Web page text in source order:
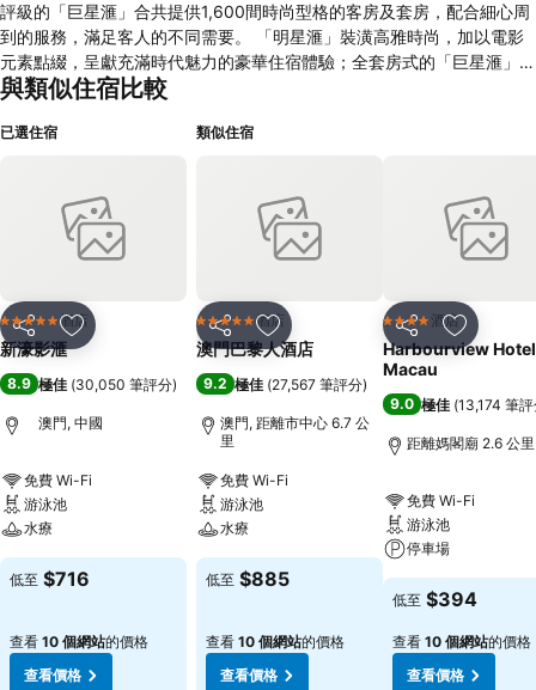
評級的「巨星滙」合共提供1,600間時尚型格的客房及套房，配合細心周
到的服務，滿足客人的不同需要。 「明星滙」裝潢高雅時尚，加以電影
元素點綴，呈獻充滿時代魅力的豪華住宿體驗；全套房式的「巨星滙」讓
賓客可於更寬敞的空間享受頂尖的配套設施，體驗極致難忘的尊寵禮遇。
「綠野游蹤」寫意飄流，或選擇於「漣」水療來一趟煥然身心之旅。巨星
游泳池及個人護理中心。 「明星滙」的客房一應俱全，豪華與舒適並
重，酒店司膳及禮賓司為您隨時提供貼心的服務。
與類似住宿比較
已選住宿
分享 放到收藏夾
5 星級 酒店
新濠影滙
8.9 極佳 (30,050 筆評分)
澳門, 中國
免費 Wi-Fi
游泳池
水療
低至 $716
查看 10 個網站的價格
查看價格
類似住宿
分享 放到收藏夾
5 星級 酒店
澳門巴黎人酒店
9.2 極佳 (27,567 筆評分)
澳門, 距離市中心 6.7 公
里
免費 Wi-Fi
游泳池
水療
低至 $885
查看 10 個網站的價格
查看價格
分享 放到收藏
4 星級 酒店
Harbourview Hotel
Macau
9.0 極佳 (13,174 筆
距離媽閣廟 2.6 公里
免費 Wi-Fi
游泳池
停車場
低至 $394
查看 10 個網站的價格
查看價格